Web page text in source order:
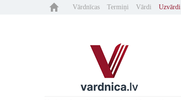
Vārdnīcas Termiņi Vārdi Uzvārdi